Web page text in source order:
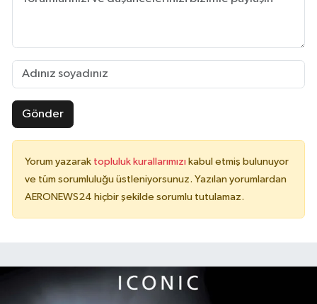
Gönder
Yorum yazarak topluluk kurallarımızı kabul etmiş bulunuyor
ve tüm sorumluluğu üstleniyorsunuz. Yazılan yorumlardan
AERONEWS24 hiçbir şekilde sorumlu tutulamaz.